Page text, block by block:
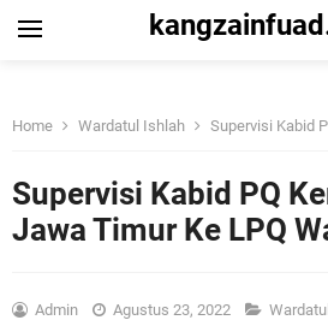
Home Wardatul Ishlah Supervisi Kabid PQ
Supervisi Kabid PQ
Jawa Timur Ke LPQ
Admin Agustus 23, 2022